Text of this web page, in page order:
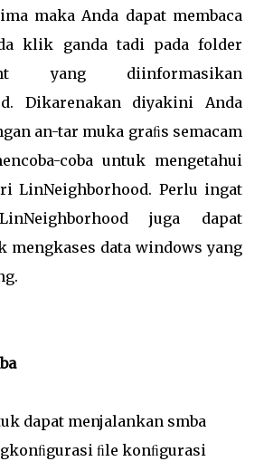
maka Anda dapat membaca
klik ganda tadi pada folder
yang diinformasikan
Dikarenakan diyakini Anda
an-tar muka graﬁs semacam
coba untuk mengetahui
LinNeighborhood. Perlu ingat
juga dapat
mengkases data windows yang
dapat menjalankan smba
ﬁle konﬁgurasi